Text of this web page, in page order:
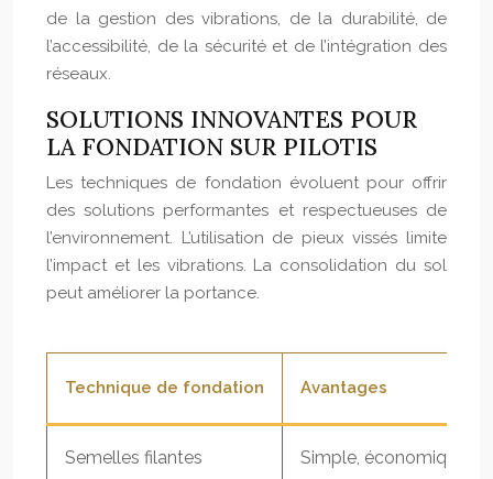
de la gestion des vibrations, de la durabilité, de
l’accessibilité, de la sécurité et de l’intégration des
réseaux.
SOLUTIONS INNOVANTES POUR
LA FONDATION SUR PILOTIS
Les techniques de fondation évoluent pour offrir
des solutions performantes et respectueuses de
l’environnement. L’utilisation de pieux vissés limite
l’impact et les vibrations. La consolidation du sol
peut améliorer la portance.
Technique de fondation Avantages
Semelles filantes Simple, économique